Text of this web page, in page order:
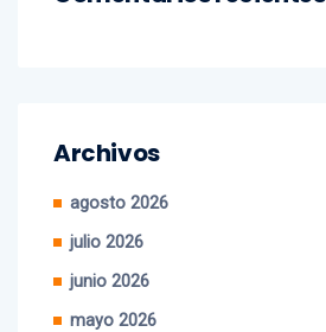
Archivos
agosto 2026
julio 2026
junio 2026
mayo 2026